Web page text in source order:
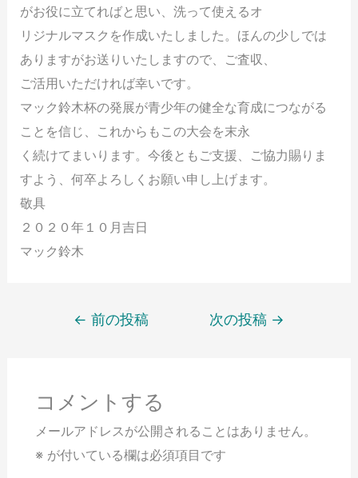
がお役に立てればと思い、洗って使えるオ
リジナルマスクを作成いたしました。ほんの少しでは
ありますがお送りいたしますので、ご査収、
ご活用いただければ幸いです。
マック鈴木杯の発展が青少年の健全な育成につながる
ことを信じ、これからもこの大会を末永
く続けてまいります。今後ともご支援、ご協力賜りま
すよう、何卒よろしくお願い申し上げます。
敬具
２０２０年１０月吉日
マック鈴木
← 前の投稿 次の投稿 →
コメントする
メールアドレスが公開されることはありません。
※が付いている欄は必須項目です